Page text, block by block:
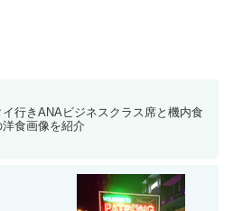
イ行きANAビジネスクラス席と機内食
洋食画像を紹介